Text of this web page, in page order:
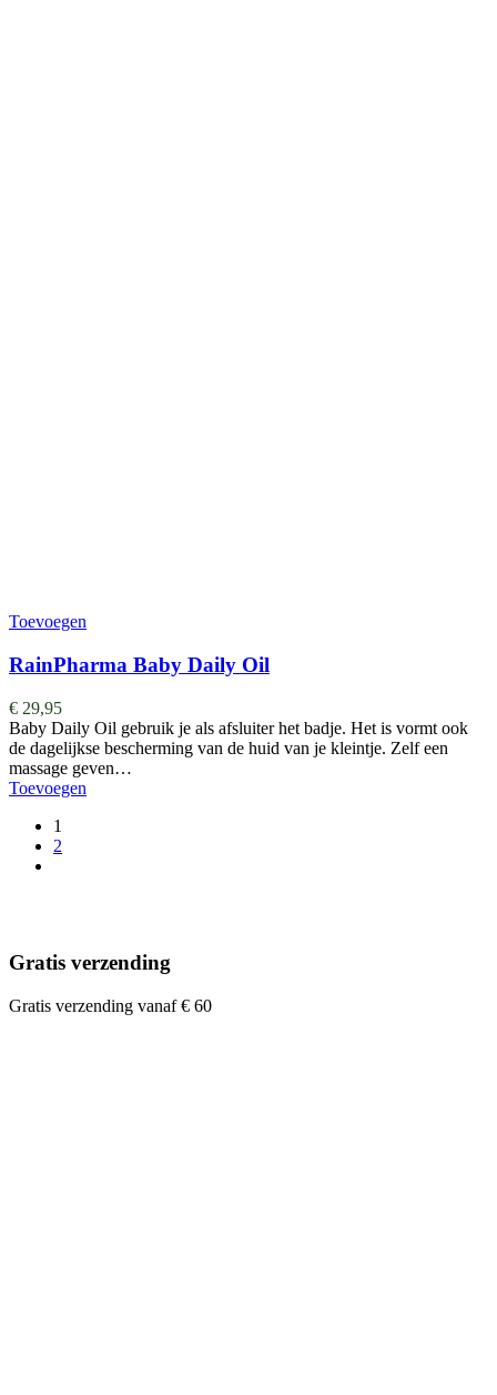
Toevoegen
RainPharma Baby Daily Oil
€ 29,95
Baby Daily Oil gebruik je als afsluiter het badje. Het is vormt ook
de dagelijkse bescherming van de huid van je kleintje. Zelf een
massage geven…
Toevoegen
1
2
Gratis verzending
Gratis verzending vanaf € 60